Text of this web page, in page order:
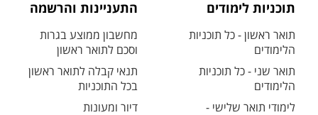
תוכניות לימודים
תואר ראשון - כל תוכניות
הלימודים
תואר שני - כל תוכניות
הלימודים
לימודי תואר שלישי -
התעניינות והרשמה
מחשבון ממוצע בגרות
וסכם לתואר ראשון
תנאי קבלה לתואר ראשון
בכל התוכניות
דיור ומעונות